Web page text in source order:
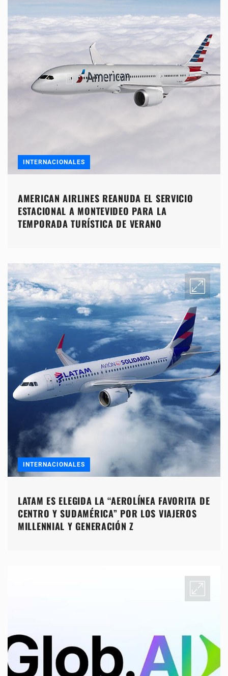
INTERNACIONALES
AMERICAN AIRLINES REANUDA EL SERVICIO
ESTACIONAL A MONTEVIDEO PARA LA
TEMPORADA TURÍSTICA DE VERANO
INTERNACIONALES
LATAM ES ELEGIDA LA “AEROLÍNEA FAVORITA DE
CENTRO Y SUDAMÉRICA” POR LOS VIAJEROS
MILLENNIAL Y GENERACIÓN Z